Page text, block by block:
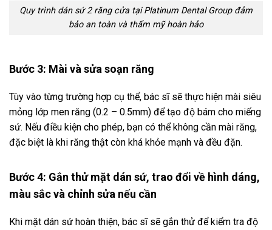
Quy trình dán sứ 2 răng cửa tại Platinum Dental Group đảm
bảo an toàn và thẩm mỹ hoàn hảo
Bước 3: Mài và sửa soạn răng
Tùy vào từng trường hợp cụ thể, bác sĩ sẽ thực hiện mài siêu
mỏng lớp men răng (0.2 – 0.5mm) để tạo độ bám cho miếng
sứ. Nếu điều kiện cho phép, bạn có thể không cần mài răng,
đặc biệt là khi răng thật còn khá khỏe mạnh và đều đặn.
Bước 4: Gắn thử mặt dán sứ, trao đổi về hình dáng,
màu sắc và chỉnh sửa nếu cần
Khi mặt dán sứ hoàn thiện, bác sĩ sẽ gắn thử để kiểm tra độ